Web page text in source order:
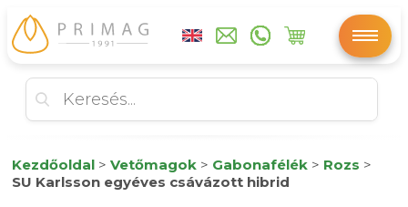
Kezdőoldal > Vetőmagok > Gabonafélék > Rozs >
SU Karlsson egyéves csávázott hibrid